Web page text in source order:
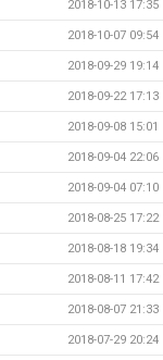
2018-10-13 17:35
2018-10-07 09:54
2018-09-29 19:14
2018-09-22 17:13
2018-09-08 15:01
2018-09-04 22:06
2018-09-04 07:10
2018-08-25 17:22
2018-08-18 19:34
2018-08-11 17:42
2018-08-07 21:33
2018-07-29 20:24